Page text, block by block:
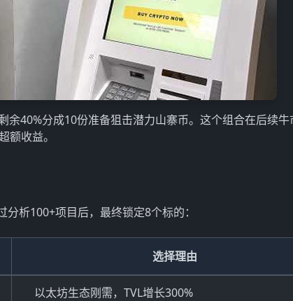
余40%分成10份准备狙击潜力山寨币。这个组合在后续牛
收益。
分析100+项目后，最终锁定8个标的：
选择理由
以太坊生态刚需，TVL增长300%